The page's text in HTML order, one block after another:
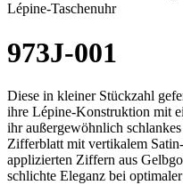
Lépine-Taschenuhr
973J-001
Diese in kleiner Stückzahl
ihre Lépine-Konstruktion mit
ihr außergewöhnlich
Zifferblatt mit vertikalem
applizierten Ziffern aus
schlichte Eleganz bei